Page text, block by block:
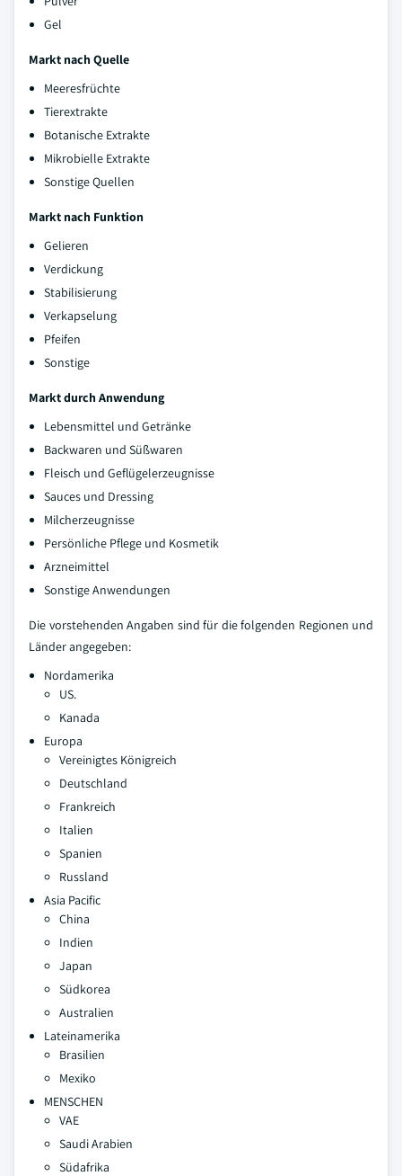
Gel
Markt nach Quelle
Meeresfrüchte
Tierextrakte
Botanische Extrakte
Mikrobielle Extrakte
Sonstige Quellen
Markt nach Funktion
Gelieren
Verdickung
Stabilisierung
Verkapselung
Pfeifen
Sonstige
Markt durch Anwendung
Lebensmittel und Getränke
Backwaren und Süßwaren
Fleisch und Geflügelerzeugnisse
Sauces und Dressing
Milcherzeugnisse
Persönliche Pflege und Kosmetik
Arzneimittel
Sonstige Anwendungen
Die vorstehenden Angaben sind für die folgenden Regionen und
Länder angegeben:
Nordamerika
US.
Kanada
Europa
Vereinigtes Königreich
Deutschland
Frankreich
Italien
Spanien
Russland
Asia Pacific
China
Indien
Japan
Südkorea
Australien
Lateinamerika
Brasilien
Mexiko
MENSCHEN
VAE
Saudi Arabien
Südafrika